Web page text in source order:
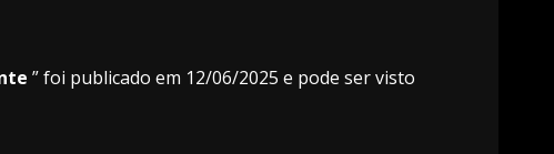
” foi publicado em 12/06/2025 e pode ser visto